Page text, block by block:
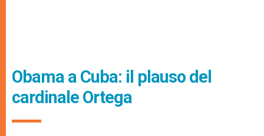
Obama a Cuba: il plauso del
cardinale Ortega